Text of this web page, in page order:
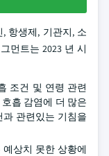
항생제, 기관지, 소
먼트는 2023 년 시
조건 및 연령 관련
흡 감염에 더 많은
과 관련있는 기침을
상치 못한 상황에